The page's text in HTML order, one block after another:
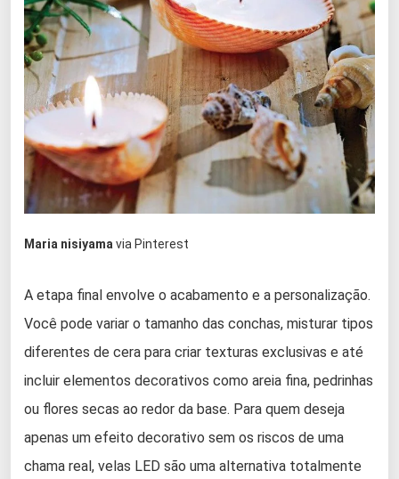
Maria nisiyama via Pinterest
A etapa final envolve o acabamento e a personalização.
Você pode variar o tamanho das conchas, misturar tipos
diferentes de cera para criar texturas exclusivas e até
incluir elementos decorativos como areia fina, pedrinhas
ou flores secas ao redor da base. Para quem deseja
apenas um efeito decorativo sem os riscos de uma
chama real, velas LED são uma alternativa totalmente